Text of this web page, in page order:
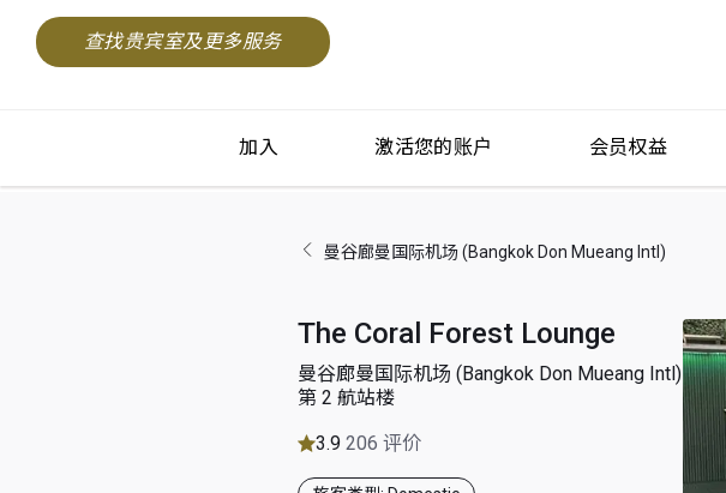
查找贵宾室及更多服务
加入 激活您的账户 会员权益
曼谷廊曼国际机场 (Bangkok Don Mueang Intl)
The Coral Forest Lounge
曼谷廊曼国际机场 (Bangkok Don Mueang Intl)
第 2 航站楼
3.9 206 评价